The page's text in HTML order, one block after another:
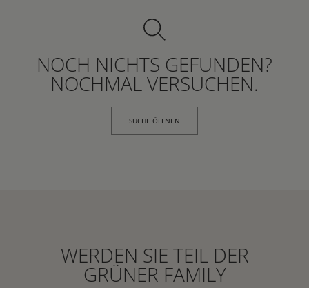
NOCH NICHTS GEFUNDEN?
NOCHMAL VERSUCHEN.
SUCHE ÖFFNEN
WERDEN SIE TEIL DER
GRÜNER FAMILY